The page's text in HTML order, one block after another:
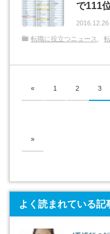
で111
2016.12.26
転職に役立つニュース
« 1 2 3
»
よく読まれている記